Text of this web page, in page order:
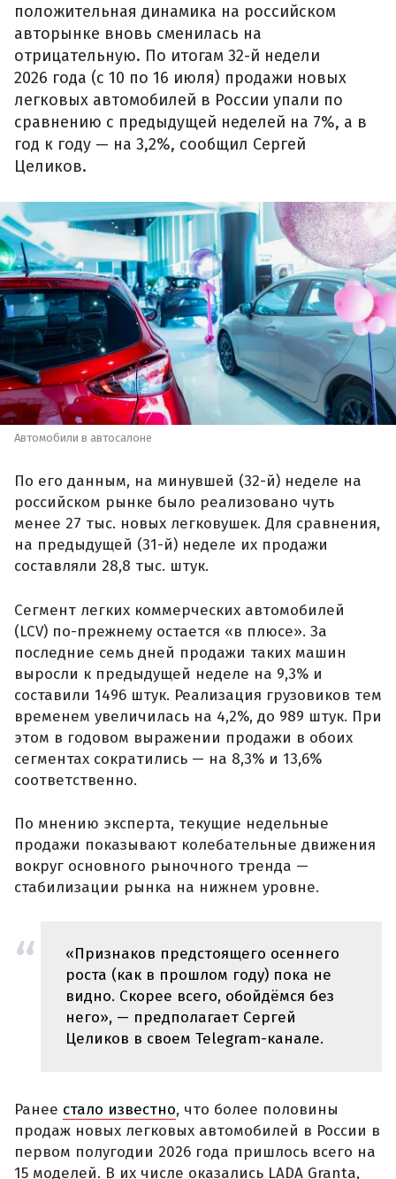
положительная динамика на российском
авторынке вновь сменилась на
отрицательную. По итогам 32-й недели
2026 года (с 10 по 16 июля) продажи новых
легковых автомобилей в России упали по
сравнению с предыдущей неделей на 7%, а в
год к году — на 3,2%, сообщил Сергей
Целиков.
Автомобили в автосалоне
По его данным, на минувшей (32-й) неделе на
российском рынке было реализовано чуть
менее 27 тыс. новых легковушек. Для сравнения,
на предыдущей (31-й) неделе их продажи
составляли 28,8 тыс. штук.
Сегмент легких коммерческих автомобилей
(LCV) по-прежнему остается «в плюсе». За
последние семь дней продажи таких машин
выросли к предыдущей неделе на 9,3% и
составили 1496 штук. Реализация грузовиков тем
временем увеличилась на 4,2%, до 989 штук. При
этом в годовом выражении продажи в обоих
сегментах сократились — на 8,3% и 13,6%
соответственно.
По мнению эксперта, текущие недельные
продажи показывают колебательные движения
вокруг основного рыночного тренда —
стабилизации рынка на нижнем уровне.
«Признаков предстоящего осеннего
роста (как в прошлом году) пока не
видно. Скорее всего, обойдёмся без
него», — предполагает Сергей
Целиков в своем Telegram-канале.
Ранее стало известно, что более половины
продаж новых легковых автомобилей в России в
первом полугодии 2026 года пришлось всего на
15 моделей. В их числе оказались LADA Granta,